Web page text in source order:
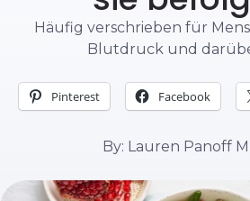
Häufig verschrieben für
Blutdruck und
Pinterest Facebook
By: Lauren Panoff